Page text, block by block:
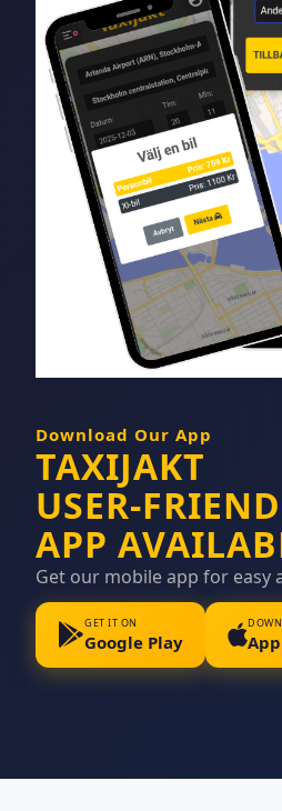
Download Our App
TAXIJAKT
USER-
APP
Get our mobile app for easy
GET IT ON
Google Play